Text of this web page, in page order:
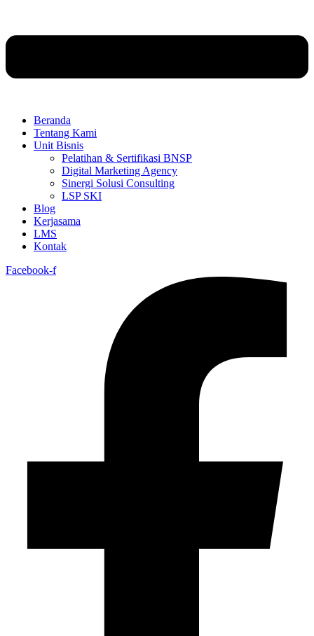
Beranda
Tentang Kami
Unit Bisnis
Pelatihan & Sertifikasi BNSP
Digital Marketing Agency
Sinergi Solusi Consulting
LSP SKI
Blog
Kerjasama
LMS
Kontak
Facebook-f